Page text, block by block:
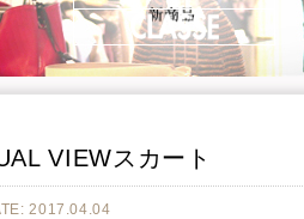
VIEWスカート
2017.04.04